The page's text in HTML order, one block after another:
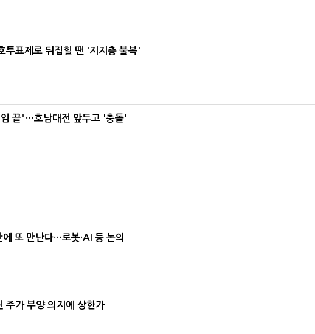
투표제로 뒤집힐 땐 '지지층 불복'
끝"…호남대전 앞두고 '충돌'
또 만난다…로봇·AI 등 논의
주가 부양 의지에 상한가